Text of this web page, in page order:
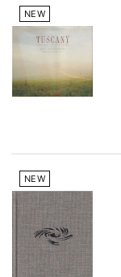
NEW
NEW